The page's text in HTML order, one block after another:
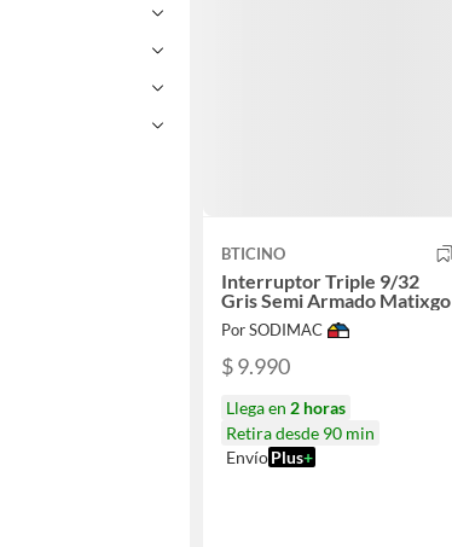
BTICINO
Interruptor Triple 9/32
Gris Semi Armado Matixgo
Por SODIMAC
$ 9.990
Llega en 2 horas
Retira desde 90 min
EnvíoPlus+